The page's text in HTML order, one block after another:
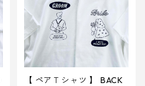
【 ペアＴシャツ 】 BACK